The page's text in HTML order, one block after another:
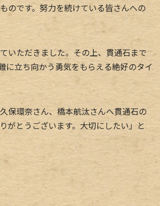
のです。努力を続けている皆さんへの
いただきました。その上、貫通石まで
に立ち向かう勇気をもらえる絶好のタイ
保環奈さん、橋本航汰さんへ貫通石の
がとうございます。大切にしたい」と